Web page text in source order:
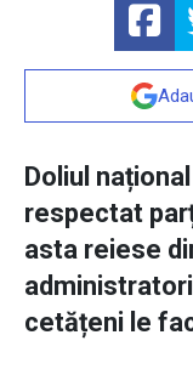
Doliul
respectat
asta reiese
cetățeni le